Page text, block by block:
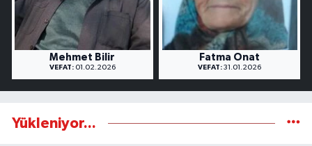
Mehmet Bilir
VEFAT:01.02.2026
Fatma Onat
VEFAT: 31.01.2026
Yükleniyor...